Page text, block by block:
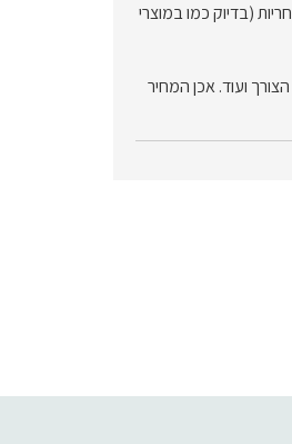
(בדיוק כמו במוצרי
ועוד. אכן המחיר